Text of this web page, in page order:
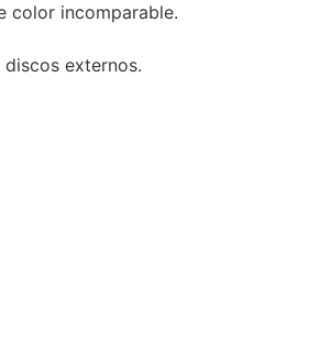
color incomparable.
externos.